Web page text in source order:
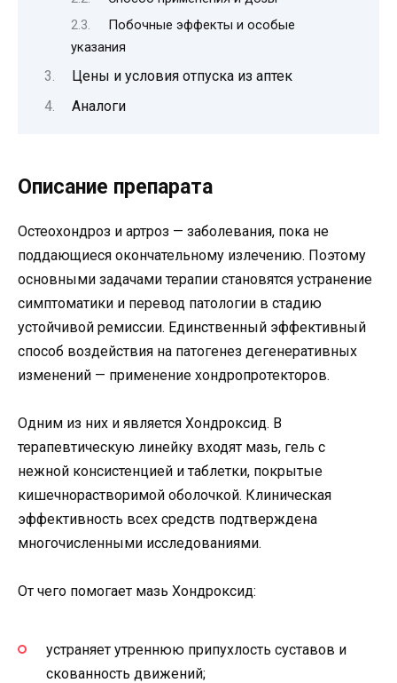
Побочные эффекты и особые
указания
Цены и условия отпуска из аптек
Аналоги
Описание препарата
Остеохондроз и артроз — заболевания, пока не
поддающиеся окончательному излечению. Поэтому
основными задачами терапии становятся устранение
симптоматики и перевод патологии в стадию
устойчивой ремиссии. Единственный эффективный
способ воздействия на патогенез дегенеративных
изменений — применение хондропротекторов.
Одним из них и является Хондроксид. В
терапевтическую линейку входят мазь, гель с
нежной консистенцией и таблетки, покрытые
кишечнорастворимой оболочкой. Клиническая
эффективность всех средств подтверждена
многочисленными исследованиями.
От чего помогает мазь Хондроксид:
устраняет утреннюю припухлость суставов и
скованность движений;